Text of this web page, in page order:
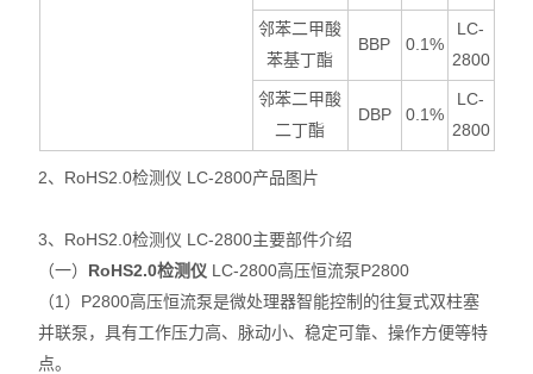
邻苯二甲酸
苯基丁酯
BBP 0.1%
LC-
2800
邻苯二甲酸
二丁酯
DBP 0.1%
LC-
2800
2、RoHS2.0检测仪 LC-2800产品图片
3、RoHS2.0检测仪 LC-2800主要部件介绍
（一） RoHS2.0检测仪 LC-2800高压恒流泵P2800
（1）P2800高压恒流泵是微处理器智能控制的往复式双柱塞
并联泵，具有工作压力高、脉动小、稳定可靠、操作方便等特
点。